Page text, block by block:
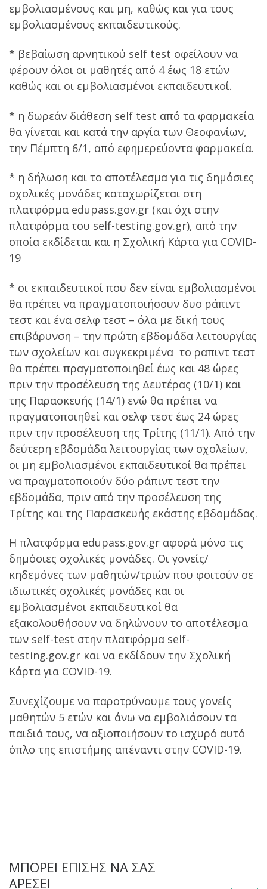
εμβολιασμένους και μη, καθώς και για τους
εμβολιασμένους εκπαιδευτικούς.
* βεβαίωση αρνητικού self test οφείλουν να
φέρουν όλοι οι μαθητές από 4 έως 18 ετών
καθώς και οι εμβολιασμένοι εκπαιδευτικοί.
* η δωρεάν διάθεση self test από τα φαρμακεία
θα γίνεται και κατά την αργία των Θεοφανίων,
την Πέμπτη 6/1, από εφημερεύοντα φαρμακεία.
* η δήλωση και το αποτέλεσμα για τις δημόσιες
σχολικές μονάδες καταχωρίζεται στη
πλατφόρμα edupass.gov.gr (και όχι στην
πλατφόρμα του self-testing.gov.gr), από την
οποία εκδίδεται και η Σχολική Κάρτα για COVID-
19
* οι εκπαιδευτικοί που δεν είναι εμβολιασμένοι
θα πρέπει να πραγματοποιήσουν δυο ράπιντ
τεστ και ένα σελφ τεστ – όλα με δική τους
επιβάρυνση – την πρώτη εβδομάδα λειτουργίας
των σχολείων και συγκεκριμένα το ραπιντ τεστ
θα πρέπει πραγματοποιηθεί έως και 48 ώρες
πριν την προσέλευση της Δευτέρας (10/1) και
της Παρασκευής (14/1) ενώ θα πρέπει να
πραγματοποιηθεί και σελφ τεστ έως 24 ώρες
πριν την προσέλευση της Τρίτης (11/1). Από την
δεύτερη εβδομάδα λειτουργίας των σχολείων,
οι μη εμβολιασμένοι εκπαιδευτικοί θα πρέπει
να πραγματοποιούν δύο ράπιντ τεστ την
εβδομάδα, πριν από την προσέλευση της
Τρίτης και της Παρασκευής εκάστης εβδομάδας.
H πλατφόρμα edupass.gov.gr αφορά μόνο τις
δημόσιες σχολικές μονάδες. Οι γονείς/
κηδεμόνες των μαθητών/τριών που φοιτούν σε
ιδιωτικές σχολικές μονάδες και οι
εμβολιασμένοι εκπαιδευτικοί θα
εξακολουθήσουν να δηλώνουν το αποτέλεσμα
των self-test στην πλατφόρμα self-
testing.gov.gr και να εκδίδουν την Σχολική
Κάρτα για COVID-19.
Συνεχίζουμε να παροτρύνουμε τους γονείς
μαθητών 5 ετών και άνω να εμβολιάσουν τα
παιδιά τους, να αξιοποιήσουν το ισχυρό αυτό
όπλο της επιστήμης απέναντι στην COVID-19.
ΜΠΟΡΕΊ ΕΠΊΣΗΣ ΝΑ ΣΑΣ
ΑΡΈΣΕΙ